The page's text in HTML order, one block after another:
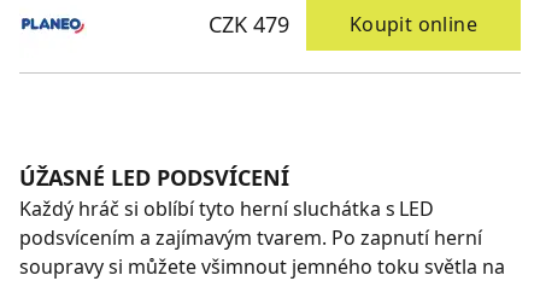
CZK 479 Koupit online
ÚŽASNÉ LED PODSVÍCENÍ
Každý hráč si oblíbí tyto herní sluchátka s LED
podsvícením a zajímavým tvarem. Po zapnutí herní
soupravy si můžete všimnout jemného toku světla na